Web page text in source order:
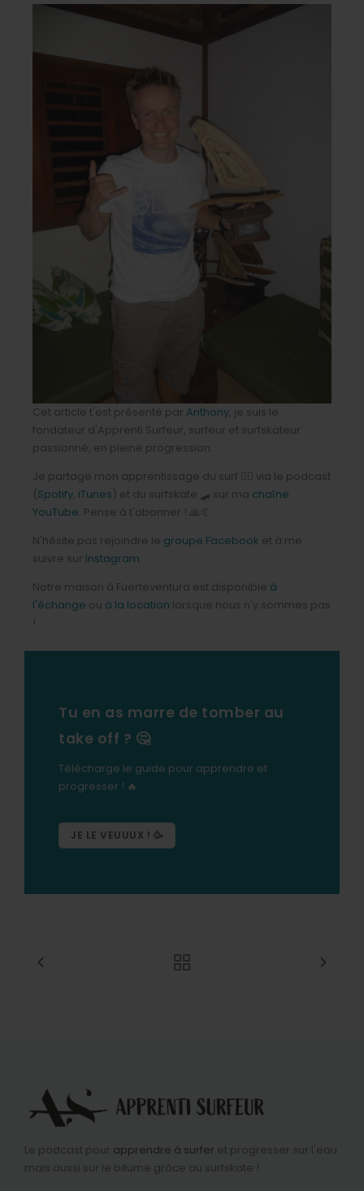
Cet article t'est présenté par Anthony , je suis le
fondateur d'Apprenti Surfeur, surfeur et surfskateur
passionné, en pleine progression.
Je partage mon apprentissage du surf 🏄‍♂️ via le podcast
(Spotify iTunes) et du surfskate 🛹 sur ma chaîne
YouTube . Pense à t'abonner ! 🙏🤙
N'hésite pas rejoindre le groupe Facebook et à me
suivre sur Instagram
Notre maison à Fuerteventura est disponible à
l'échange ou à la location lorsque nous n'y sommes pas
!
Tu en as marre de tomber au
take off ? 🤔
Télécharge le guide pour apprendre et
progresser ! 🔥
JE LE VEUUUX ! 🥳
Le podcast pour apprendre à surfer et progresser sur l'eau
mais aussi sur le bitume grâce au surfskate !